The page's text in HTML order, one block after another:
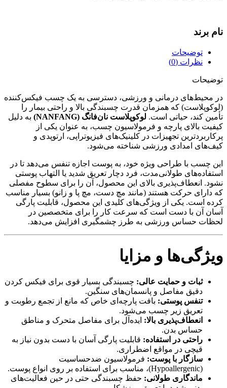
نام برند
توضیحات
نظرات (0)
توضیحات
در محیط‌های درمانی و ورزشی، دسترسی به یک چسب فیکس‌کننده
(لوکوپلاست) که همزمان قدرت چسبندگی بالا و راحتی بیمار را
تأمین کند، حیاتی است. لوکوپلاست نان‌فانگ (NANFANG)
به دلیل
کیفیت بالای پارچه و فرمولاسیون چسب، به عنوان یکی از
پرکاربردترین تجهیزات در کلینیک‌های فیزیوتراپی، ارتوپدی و
کیف‌های امدادی ورزشی شناخته می‌شود.
این چسب با طراحی ویژه خود، به پوست اجازه تنفس می‌دهد تا در
استفاده‌های طولانی‌مدت، فرد دچار تعریق شدید یا التهاب پوستی
نشود. انعطاف‌پذیری بالای این محصول، آن را برای سطوح مفصلی
که دارای حرکت هستند (مانند مچ دست، مچ پا و زانو) بسیار مناسب
کرده است. یکی از ویژگی‌های کلیدی این محصول، قابلیت پارگی
آسان آن با دست است که سرعت کار را برای متخصصین در
لحظات حساس ورزشی به طرز چشمگیری افزایش می‌دهد.
ویژگی‌ها و مزایا
ثبات و حمایت عالی: چسبندگی بسیار قوی برای فیکس کردن
دقیق مفاصل و پانسمان‌های سنگین.
تنفس پوستی: بافت پارچه‌ای خاص که مانع از تجمع رطوبت و
تعریق زیر چسب می‌شود.
انعطاف‌پذیری بالا: ایده‌آل برای مفاصل متحرک و مناطق
حساس بدن.
راحتی در استفاده: قابلیت پارگی آسان با دست بدون نیاز به
قیچی در مواقع اضطراری.
سازگار با پوست: فرمولاسیون ضدحساسیت
(Hypoallergenic)، مناسب برای استفاده بر روی انواع پوست.
ماندگاری طولانی: حفظ چسبندگی حتی در حین فعالیت‌های